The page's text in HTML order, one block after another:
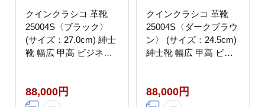
クインクラシコ 革靴
25004S〈ブラック〉
(サイズ：27.0cm) 紳士
靴 幅広 甲高 ビジネス
ソ仕上げ 牛革
88,000円
クインクラシコ 革靴
25004S〈ダークブラウ
ン〉 (サイズ：24.5cm)
紳士靴 幅広 甲高 ビジ
ベルソ仕上げ 牛革
88,000円